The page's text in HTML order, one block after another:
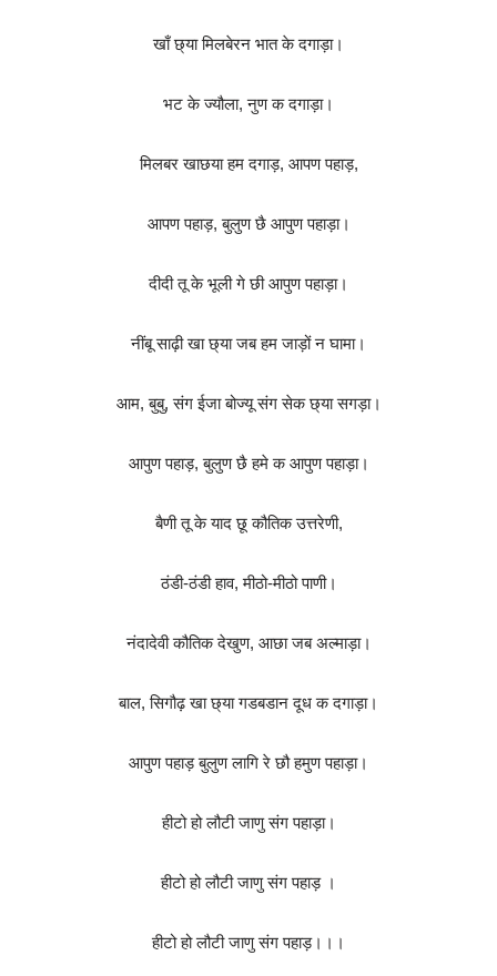
खाँ छ्या मिलबेरन भात के दगाड़ा।
भट के ज्यौला, नुण क दगाड़ा।
मिलबर खाछया हम दगाड़, आपण पहाड़,
आपण पहाड़, बुलुण छै आपुण पहाड़ा।
दीदी तू के भूली गे छी आपुण पहाड़ा।
नींबू साढ़ी खा छ्या जब हम जाड़ों न घामा।
आम, बुबु, संग ईजा बोज्यू संग सेक छ्या सगड़ा।
आपुण पहाड़, बुलुण छै हमे क आपुण पहाड़ा।
बैणी तू के याद छू कौतिक उत्तरेणी,
ठंडी-ठंडी हाव, मीठो-मीठो पाणी।
नंदादेवी कौतिक देखुण, आछा जब अल्माड़ा।
बाल, सिगौढ़ खा छ्या गडबडान दूध क दगाड़ा।
आपुण पहाड़ बुलुण लागि रे छौ हमुण पहाड़ा।
हीटो हो लौटी जाणु संग पहाड़ा।
हीटो हो लौटी जाणु संग पहाड़ ।
हीटो हो लौटी जाणु संग पहाड़।।।